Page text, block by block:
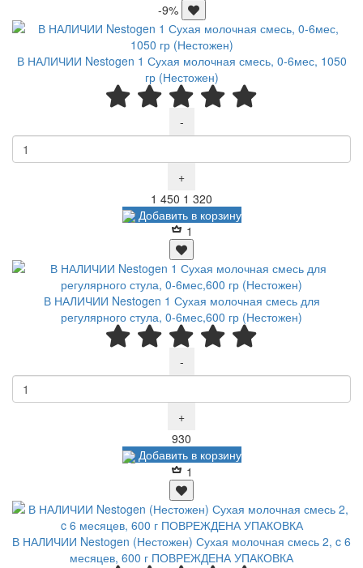
-9%
В НАЛИЧИИ Nestogen 1 Сухая молочная смесь, 0-6мес, 1050
гр (Нестожен)
-
+
1 450 Р1 320
Добавить в корзину
1
В НАЛИЧИИ Nestogen 1 Сухая молочная смесь для
регулярного стула, 0-6мес,600 гр (Нестожен)
-
+
930
Добавить в корзину
1
В НАЛИЧИИ Nestogen (Нестожен) Сухая молочная смесь 2, c 6
месяцев, 600 г ПОВРЕЖДЕНА УПАКОВКА